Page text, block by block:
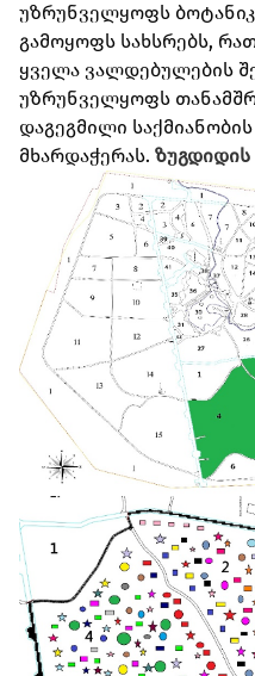
უზრუნველყოფს
გამოყოფს სახსრებს,
ყველა ვალდებულების
უზრუნველყოფს
დაგეგმილი
მხარდაჭერას. ზუგდიდის